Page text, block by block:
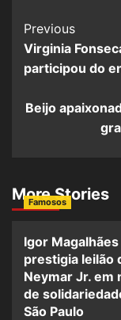
Previous
Virginia
participou do
Beijo
More Stories
Famosos
Igor Magalhães
prestigia leilão
Neymar Jr. em
de
São Paulo